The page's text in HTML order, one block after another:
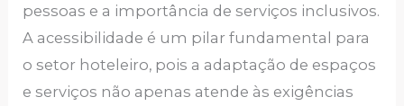
pessoas e a importância de serviços inclusivos.
A acessibilidade é um pilar fundamental para
o setor hoteleiro, pois a adaptação de espaços
e serviços não apenas atende às exigências